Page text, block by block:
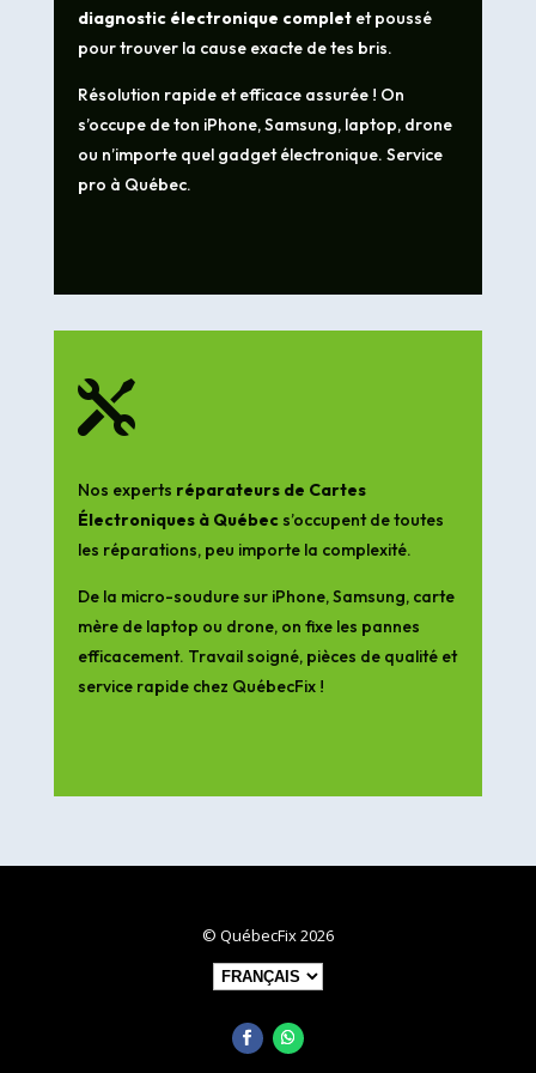
diagnostic électronique completet poussé
pour trouver la cause exacte de tes bris.
Résolution rapide et efficace assurée ! On
s’occupe de ton iPhone, Samsung, laptop, drone
ou n’importe quel gadget électronique. Service
pro à Québec.

Nos experts réparateurs de Cartes
Électroniques à Québecs’occupent de toutes
les réparations, peu importe la complexité.
De la micro-soudure sur iPhone, Samsung, carte
mère de laptop ou drone, on fixe les pannes
efficacement. Travail soigné, pièces de qualité et
service rapide chez QuébecFix !
© QuébecFix 2026